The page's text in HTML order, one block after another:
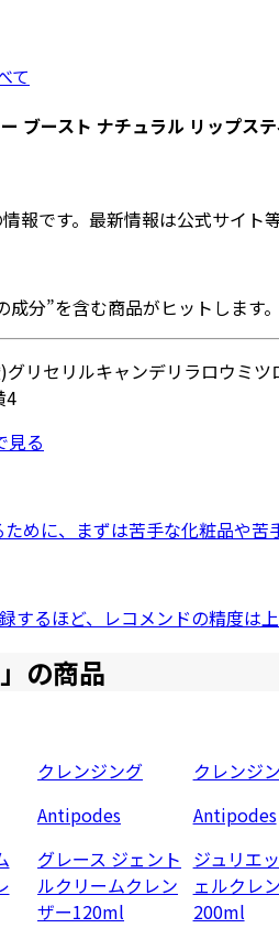
て
ブースト ナチュラル リップス
報です。最新情報は公式サイト
分”を含む商品がヒットします。
グリセリルキャンデリラロウミツ
4
見る
めに、まずは苦手な化粧品や苦
るほど、レコメンドの精度は
」の商品
クレンジング
Antipodes
グレース ジェント
ルクリームクレン
ザー120ml
クレンジ
Antipodes
ジュリエ
ェルクレ
200ml